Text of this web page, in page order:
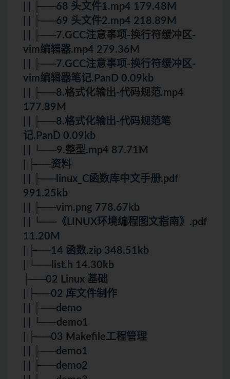
| | ├──68 头文件1.mp4 179.48M
| | ├──69 头文件2.mp4 218.89M
| | ├──7.GCC注意事项-换行符缓冲区-
vim编辑器.mp4 279.36M
| | ├──7.GCC注意事项-换行符缓冲区-
vim编辑器笔记.PanD 0.09kb
| | ├──8.格式化输出-代码规范.mp4
177.89M
| | ├──8.格式化输出-代码规范笔
记.PanD 0.09kb
| | └──9.整型.mp4 87.71M
| ├──资料
| | ├──linux_C函数库中文手册.pdf
991.25kb
| | ├──vim.png 778.67kb
| | └──《LINUX环境编程图文指南》.pdf
11.20M
| ├──14 函数.zip 348.51kb
| └──list.h 14.30kb
├──02 Linux 基础
| ├──02 库文件制作
| | ├──demo
| | └──demo1
| ├──03 Makefile工程管理
| | ├──demo1
| | ├──demo2